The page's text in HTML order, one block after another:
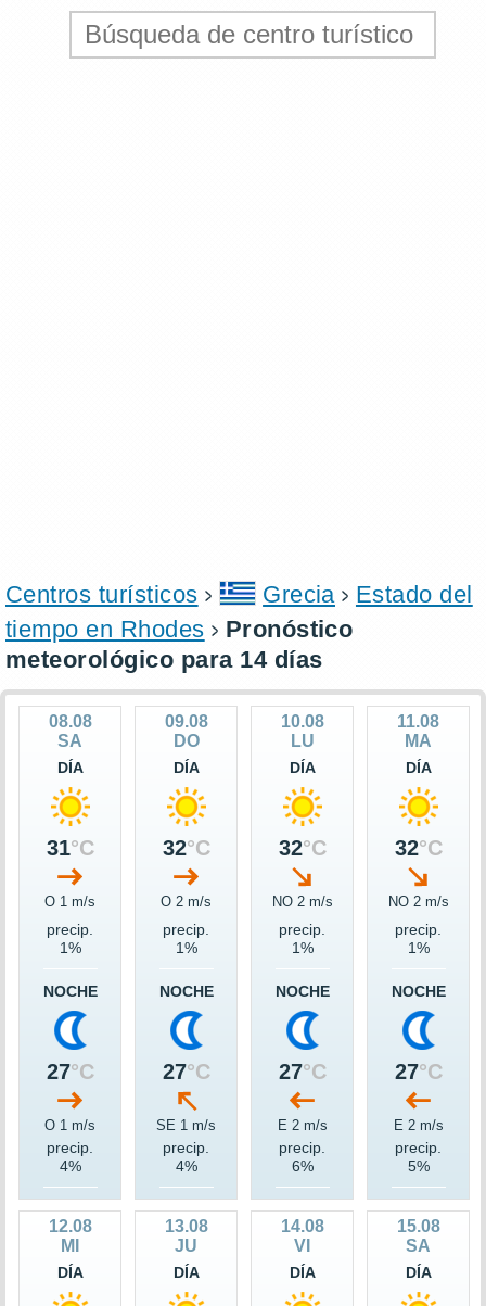
Centros turísticos Grecia
Estado del
tiempo en Rhodes
Pronóstico
meteorológico para 14 días
08.08
SA
DÍA
31°C
O 1 m/s
precip.
1%
NOCHE
27°C
O 1 m/s
precip.
4%
09.08
DO
DÍA
32°C
O 2 m/s
precip.
1%
NOCHE
27°C
SE 1 m/s
precip.
4%
10.08
LU
DÍA
32°C
NO 2 m/s
precip.
1%
NOCHE
27°C
E 2 m/s
precip.
6%
11.08
MA
DÍA
32°C
NO 2 m/s
precip.
1%
NOCHE
27°C
E 2 m/s
precip.
5%
12.08
MI
DÍA
13.08
JU
DÍA
14.08
VI
DÍA
15.08
SA
DÍA